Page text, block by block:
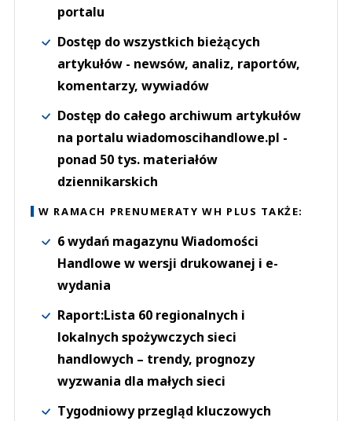
portalu
Dostęp do wszystkich bieżących
artykułów - newsów, analiz, raportów,
komentarzy, wywiadów
Dostęp do całego archiwum artykułów
na portalu wiadomoscihandlowe.pl -
ponad 50 tys. materiałów
dziennikarskich
W RAMACH PRENUMERATY WH PLUS TAKŻE:
6 wydań magazynu Wiadomości
Handlowe w wersji drukowanej i e-
wydania
Raport:Lista 60 regionalnych i
lokalnych spożywczych sieci
handlowych – trendy, prognozy
wyzwania dla małych sieci
Tygodniowy przegląd kluczowych